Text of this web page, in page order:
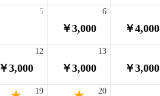
5
￥3,000
6
￥4,000
￥3,000
12
￥3,000
13
￥3,000
19 20